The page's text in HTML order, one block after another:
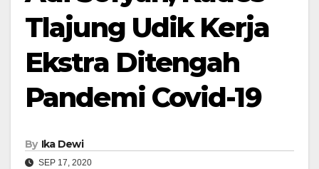
Tlajung Udik Kerja
Ekstra Ditengah
Pandemi Covid-19
By Ika Dewi
SEP 17, 2020